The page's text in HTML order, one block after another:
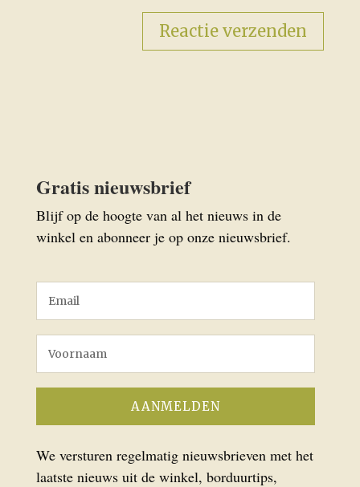
Gratis nieuwsbrief
Blijf op de hoogte van al het nieuws in de
winkel en abonneer je op onze nieuwsbrief.
We versturen regelmatig nieuwsbrieven met het
laatste nieuws uit de winkel, borduurtips,